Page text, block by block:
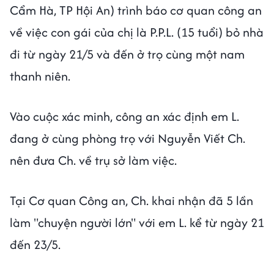
Cẩm Hà, TP Hội An) trình báo cơ quan công an
về việc con gái của chị là P.P.L. (15 tuổi) bỏ nhà
đi từ ngày 21/5 và đến ở trọ cùng một nam
thanh niên.
Vào cuộc xác minh, công an xác định em L.
đang ở cùng phòng trọ với Nguyễn Viết Ch.
nên đưa Ch. về trụ sở làm việc.
Tại Cơ quan Công an, Ch. khai nhận đã 5 lần
làm "chuyện người lớn" với em L. kể từ ngày 21
đến 23/5.